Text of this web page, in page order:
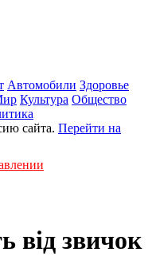
Автомобили Здоровье
Культура Общество
сайта. Перейти на
від звичок